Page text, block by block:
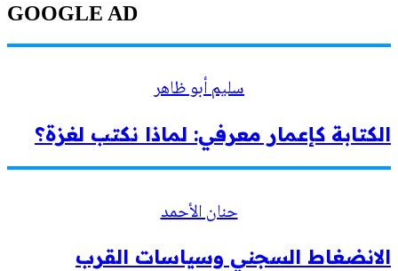
GOOGLE AD
سليم أبو ظاهر
الكتابة كإعمار معرفي: لماذا نكتب لغزة؟
حنان الأحمد
الانضغاط السجني وسياسات القرب